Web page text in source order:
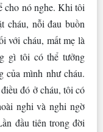
cho nó nghe. Khi tôi
cháu, nỗi đau buồn
với cháu, mất mẹ là
gì tôi có thể tưởng
của mình như cháu.
đó ở cháu, tôi có
nghi và nghi ngờ
đầu tiên trong đời